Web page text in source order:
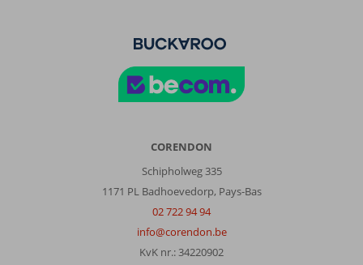
CORENDON
Schipholweg 335
1171 PL Badhoevedorp, Pays-Bas
02 722 94 94
info@corendon.be
KvK nr.: 34220902